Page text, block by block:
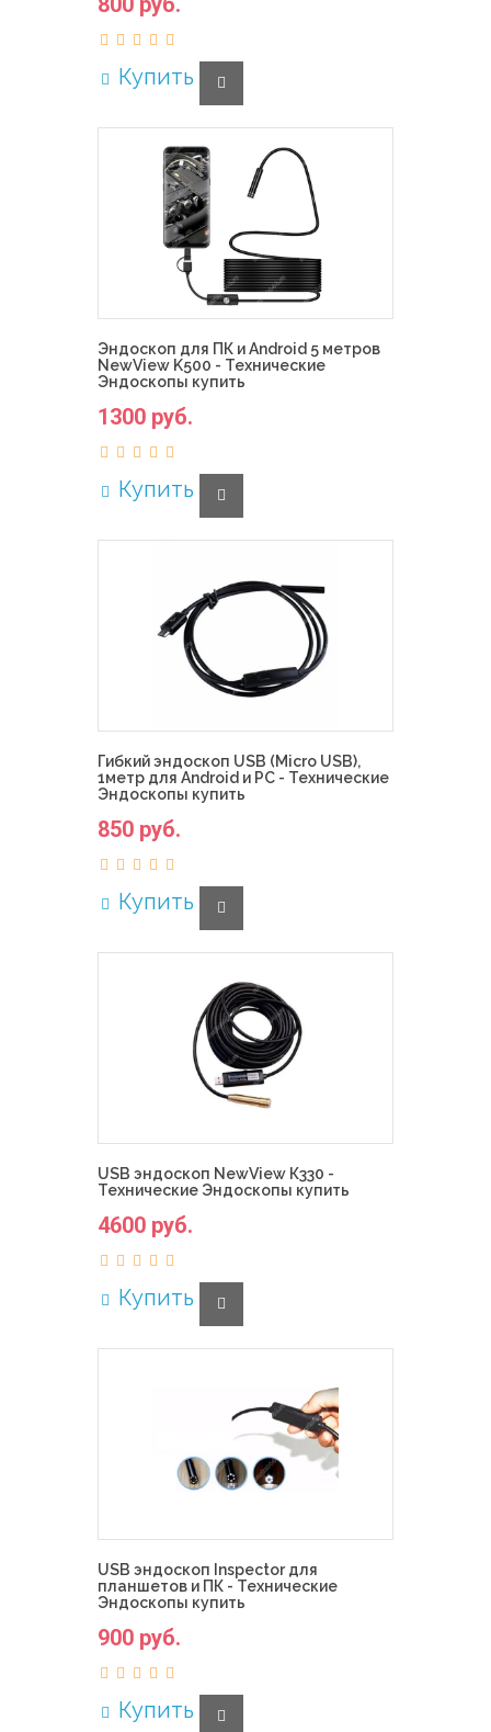
Купить
Эндоскоп для ПК и Android 5 метров
NewView K500 - Технические
Эндоскопы купить
1300 руб.
Купить
Гибкий эндоскоп USB (Micro USB),
1метр для Android и PC - Технические
Эндоскопы купить
850 руб.
Купить
USB эндоскоп NewView К330 -
Технические Эндоскопы купить
4600 руб.
Купить
USB эндоскоп Inspector для
планшетов и ПК - Технические
Эндоскопы купить
900 руб.
Купить